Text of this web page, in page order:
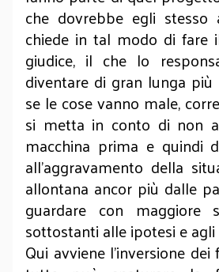
che dovrebbe egli stesso
chiede in tal modo di fare
giudice, il che lo
diventare di gran lunga più
se le cose vanno male,
si metta in conto di non
macchina prima e quindi
all’aggravamento della
allontana ancor più dalle
guardare con maggiore
sottostanti alle ipotesi e
Qui avviene l’inversione